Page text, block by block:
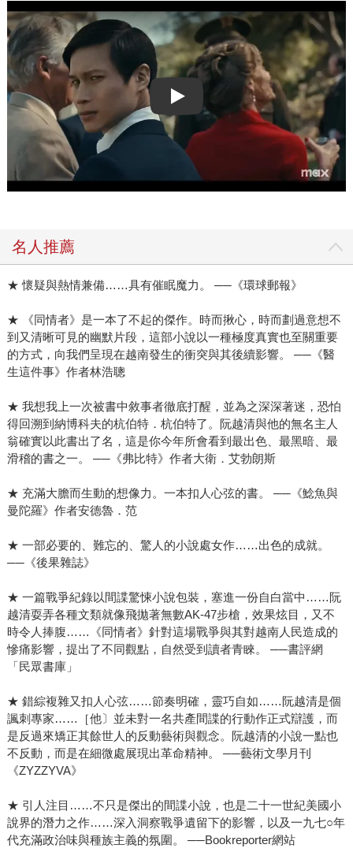
Play video
名人推薦
★ 懷疑與熱情兼備……具有催眠魔力。 ──《環球郵報》
★ 《同情者》是一本了不起的傑作。時而揪心，時而劃過意想不
到又清晰可見的幽默片段，這部小說以一種極度真實也至關重要
的方式，向我們呈現在越南發生的衝突與其後續影響。 ──《醫
生這件事》作者林浩聰
★ 我想我上一次被書中敘事者徹底打醒，並為之深深著迷，恐怕
得回溯到納博科夫的杭伯特．杭伯特了。阮越清與他的無名主人
翁確實以此書出了名，這是你今年所會看到最出色、最黑暗、最
滑稽的書之一。 ──《弗比特》作者大衛．艾勃朗斯
★ 充滿大膽而生動的想像力。一本扣人心弦的書。 ──《鯰魚與
曼陀羅》作者安德魯．范
★ 一部必要的、難忘的、驚人的小說處女作……出色的成就。
──《後果雜誌》
★ 一篇戰爭紀錄以間諜驚悚小說包裝，塞進一份自白當中……阮
越清耍弄各種文類就像飛拋著無數AK-47步槍，效果炫目，又不
時令人捧腹……《同情者》針對這場戰爭與其對越南人民造成的
慘痛影響，提出了不同觀點，自然受到讀者青睞。 ──書評網
「民眾書庫」
★ 錯綜複雜又扣人心弦……節奏明確，靈巧自如……阮越清是個
諷刺專家……［他〕並未對一名共產間諜的行動作正式辯護，而
是反過來矯正其餘世人的反動藝術與觀念。阮越清的小說一點也
不反動，而是在細微處展現出革命精神。 ──藝術文學月刊
《ZYZZYVA》
★ 引人注目……不只是傑出的間諜小說，也是二十一世紀美國小
說界的潛力之作……深入洞察戰爭遺留下的影響，以及一九七○年
代充滿政治味與種族主義的氛圍。 ──Bookreporter網站